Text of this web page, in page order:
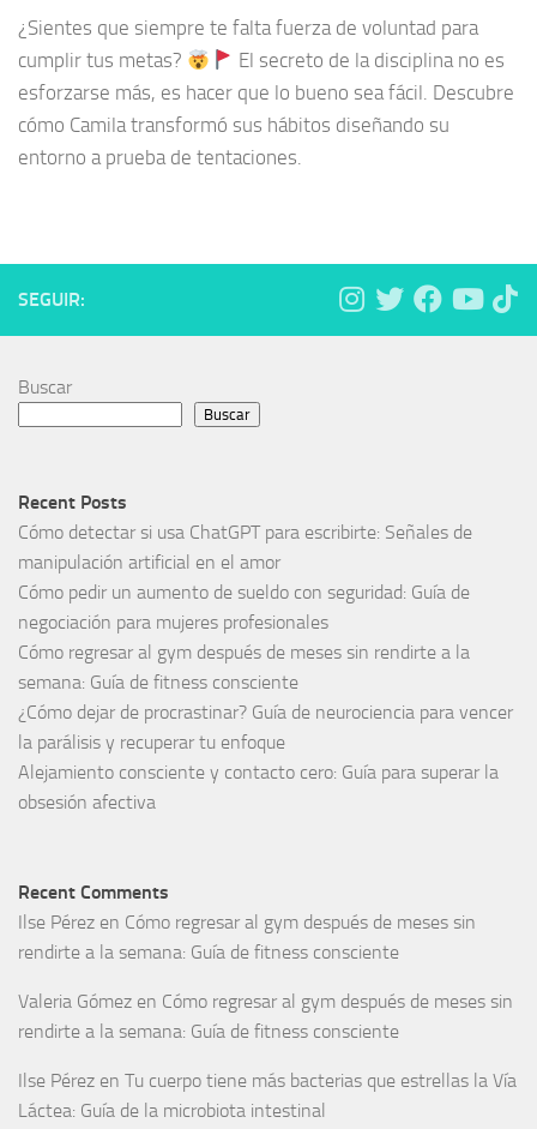
¿Sientes que siempre te falta fuerza de voluntad para
cumplir tus metas?
El secreto de la disciplina no es
esforzarse más, es hacer que lo bueno sea fácil. Descubre
cómo Camila transformó sus hábitos diseñando su
entorno a prueba de tentaciones.
SEGUIR:
Buscar
Buscar
Recent Posts
Cómo detectar si usa ChatGPT para escribirte: Señales de
manipulación artificial en el amor
Cómo pedir un aumento de sueldo con seguridad: Guía de
negociación para mujeres profesionales
Cómo regresar al gym después de meses sin rendirte a la
semana: Guía de fitness consciente
¿Cómo dejar de procrastinar? Guía de neurociencia para vencer
la parálisis y recuperar tu enfoque
Alejamiento consciente y contacto cero: Guía para superar la
obsesión afectiva
Recent Comments
Ilse Pérez en Cómo regresar al gym después de meses sin
rendirte a la semana: Guía de fitness consciente
Valeria Gómez en Cómo regresar al gym después de meses sin
rendirte a la semana: Guía de fitness consciente
Ilse Pérez en Tu cuerpo tiene más bacterias que estrellas la Vía
Láctea: Guía de la microbiota intestinal